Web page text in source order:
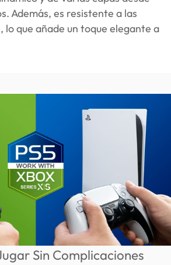
Además, es resistente a las
lo que añade un toque elegante a
Sin Complicaciones